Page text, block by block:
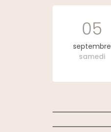
05
septembre
samedi